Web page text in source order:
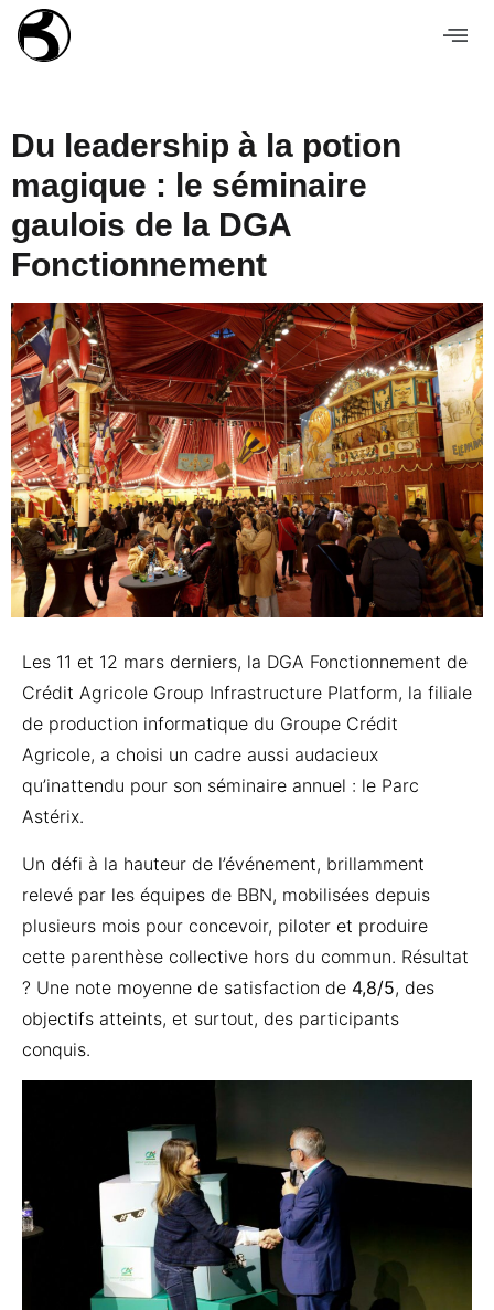
Du leadership à la potion
magique : le séminaire
gaulois de la DGA
Fonctionnement
Les 11 et 12 mars derniers, la DGA Fonctionnement de
Crédit Agricole Group Infrastructure Platform, la filiale
de production informatique du Groupe Crédit
Agricole, a choisi un cadre aussi audacieux
qu’inattendu pour son séminaire annuel : le Parc
Astérix.
Un défi à la hauteur de l’événement, brillamment
relevé par les équipes de BBN, mobilisées depuis
plusieurs mois pour concevoir, piloter et produire
cette parenthèse collective hors du commun. Résultat
? Une note moyenne de satisfaction de 4,8/5, des
objectifs atteints, et surtout, des participants
conquis.